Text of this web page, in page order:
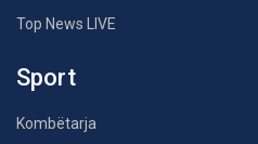
Top News LIVE
Sport
Kombëtarja